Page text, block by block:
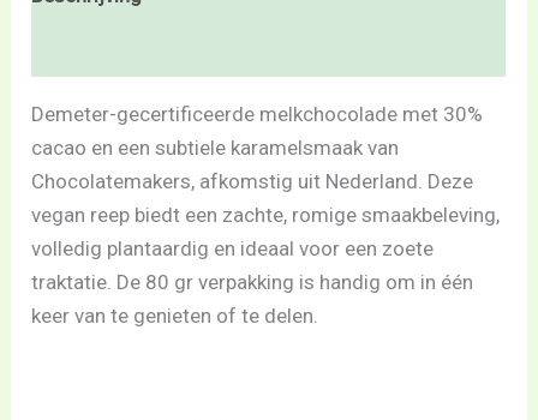
Demeter-gecertificeerde melkchocolade met 30%
cacao en een subtiele karamelsmaak van
Chocolatemakers, afkomstig uit Nederland. Deze
vegan reep biedt een zachte, romige smaakbeleving,
volledig plantaardig en ideaal voor een zoete
traktatie. De 80 gr verpakking is handig om in één
keer van te genieten of te delen.